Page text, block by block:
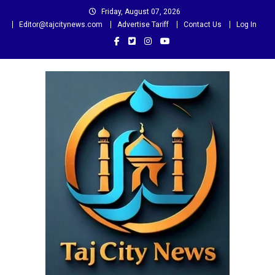
Friday, August 07, 2026
Editor@tajcitynews.com
Advertise Tariff Contact Us Log In